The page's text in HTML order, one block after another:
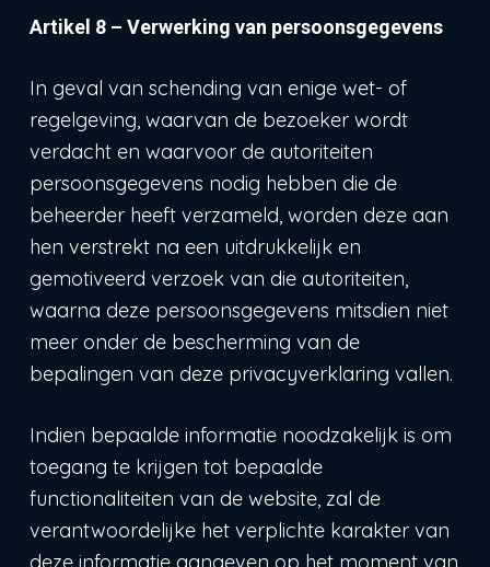
Artikel 8 – Verwerking van persoonsgegevens
In geval van schending van enige wet- of
regelgeving, waarvan de bezoeker wordt
verdacht en waarvoor de autoriteiten
persoonsgegevens nodig hebben die de
beheerder heeft verzameld, worden deze aan
hen verstrekt na een uitdrukkelijk en
gemotiveerd verzoek van die autoriteiten,
waarna deze persoonsgegevens mitsdien niet
meer onder de bescherming van de
bepalingen van deze privacyverklaring vallen.
Indien bepaalde informatie noodzakelijk is om
toegang te krijgen tot bepaalde
functionaliteiten van de website, zal de
verantwoordelijke het verplichte karakter van